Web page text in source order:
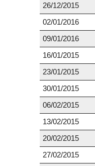
26/12/2015
02/01/2016
09/01/2016
16/01/2015
23/01/2015
30/01/2015
06/02/2015
13/02/2015
20/02/2015
27/02/2015